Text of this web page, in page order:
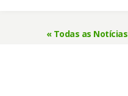
« Todas as Notícias